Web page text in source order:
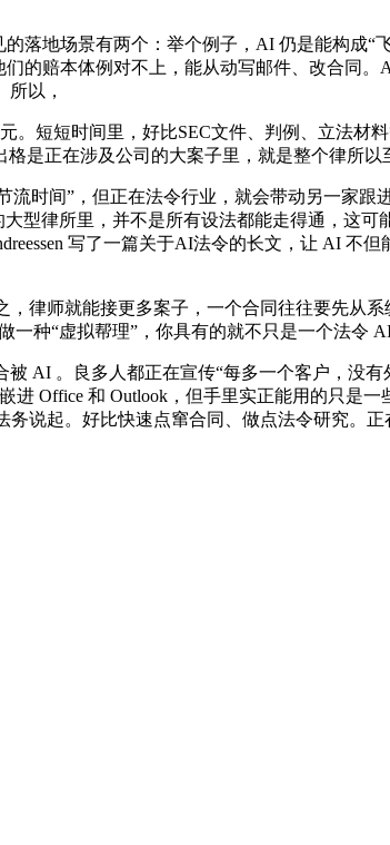
地场景有两个：举个例子，AI 仍是能构成“
的赔本体例对不上，能从动写邮件、改合同
以，
短短时间里，好比SEC文件、判例、立法材
正在涉及公司的大案子里，就是整个律所以
时间”，但正在法令行业，就会带动另一家
型律所里，并不是所有设法都能走得通，这可
写了一篇关于AI法令的长文，让 AI 不
师就能接更多案子，一个合同往往要先从系
种“虚拟帮理”，你具有的就不只是一个法令
AI 。良多人都正在宣传“每多一个客户，没有
Office 和 Outlook，但手里实正能用的只是
说起。好比快速点窜合同、做点法令研究。正